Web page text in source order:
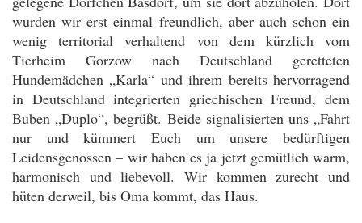
wurden wir erst einmal freundlich, aber auch schon ein
wenig territorial verhaltend von dem kürzlich vom
Tierheim Gorzow nach Deutschland geretteten
Hundemädchen „Karla“ und ihrem bereits hervorragend
in Deutschland integrierten griechischen Freund, dem
Buben „Duplo“, begrüßt. Beide signalisierten uns „Fahrt
nur und kümmert Euch um unsere bedürftigen
Leidensgenossen – wir haben es ja jetzt gemütlich warm,
harmonisch und liebevoll. Wir kommen zurecht und
hüten derweil, bis Oma kommt, das Haus.